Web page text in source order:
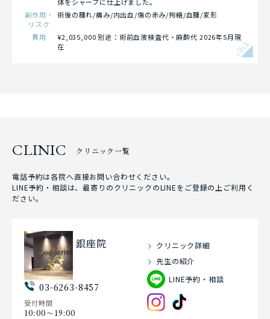
副作用・
リスク
術後の腫れ/痛み/内出血/傷の赤み/拘縮/血腫/変形
費用
¥2,035,000 別途：術前血液検査代・麻酔代 2026年5月現
在
click
CLINIC クリニック一覧
電話予約は各院へ直接お問い合わせください。
LINE予約・相談は、最寄りのクリニックのLINEをご登録の上ご利用く
ださい。
銀座院
03-6263-8457
受付時間
10:00〜19:00
クリニック詳細
先生の紹介
LINE予約・相談